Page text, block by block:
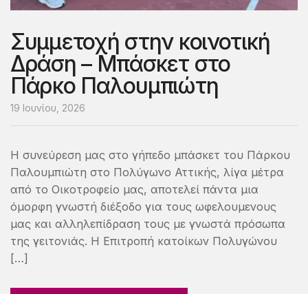
Συμμετοχή στην κοινοτική
Δράση – Μπάσκετ στο
Πάρκο Παλουμπιώτη
19 Ιουνίου, 2026
Η συνεύρεση μας στο γήπεδο μπάσκετ του Πάρκου
Παλουμπιώτη στο Πολύγωνο Αττικής, λίγα μέτρα
από το Οικοτροφείο μας, αποτελεί πάντα μια
όμορφη γνωστή διέξοδο για τους ωφελουμενους
μας και αλληλεπίδραση τους με γνωστά πρόσωπα
της γειτονιάς. Η Επιτροπή κατοίκων Πολυγώνου
[…]